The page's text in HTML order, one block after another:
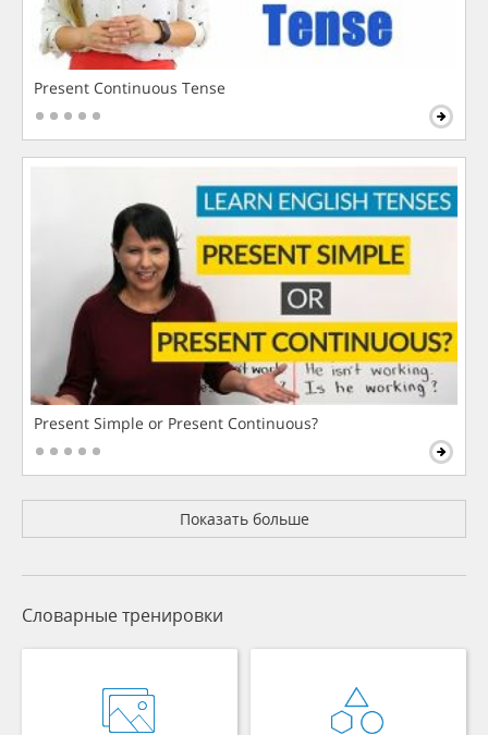
Present Continuous Tense
Present Simple or Present Continuous?
Показать больше
Словарные тренировки